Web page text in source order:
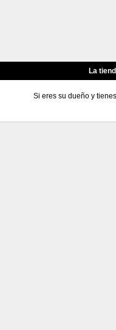
La
Si eres su dueño y